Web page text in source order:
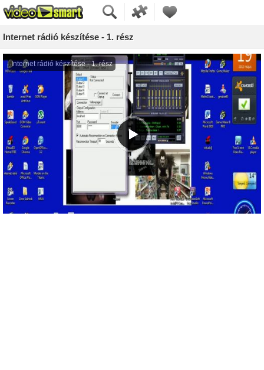
Internet rádió készítése - 1. rész